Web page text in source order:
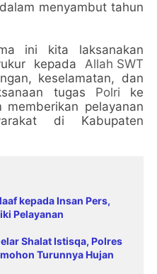
menyambut tahun
ini kita laksanakan
kepada Allah SWT
keselamatan, dan
tugas Polri ke
pelayanan
di Kabupaten
kepada Insan Pers,
Pelayanan
Shalat Istisqa, Polres
Turunnya Hujan